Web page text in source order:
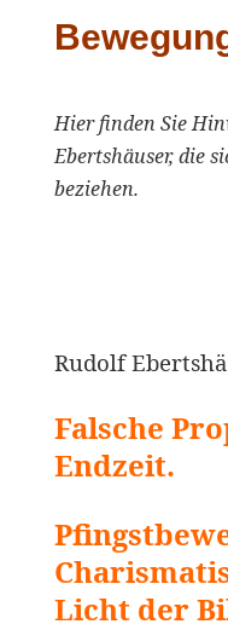
Hier finden Sie
Ebertshäuser, die
beziehen.
Rudolf
Falsche
Endzeit.
Licht der